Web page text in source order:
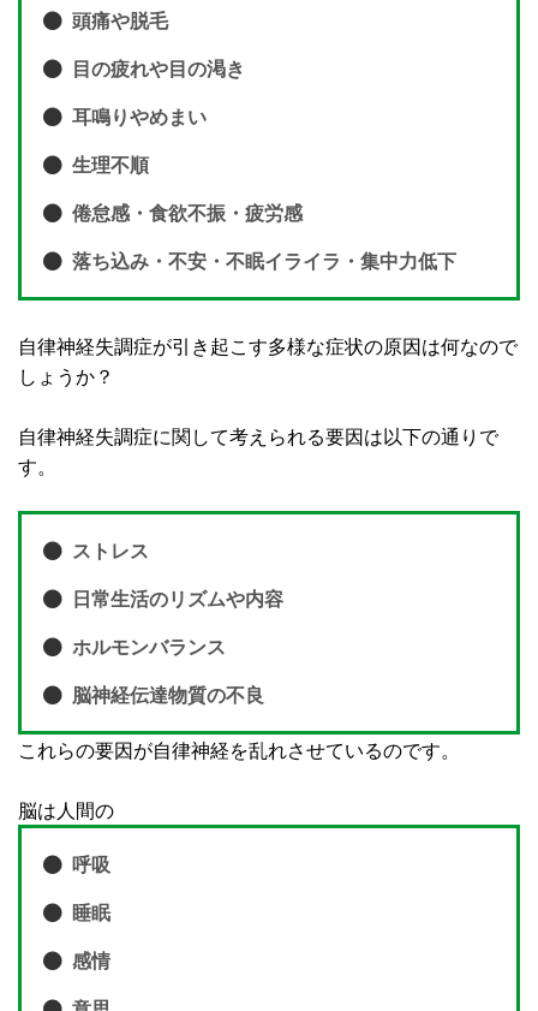
頭痛や脱毛
目の疲れや目の渇き
耳鳴りやめまい
生理不順
倦怠感・食欲不振・疲労感
落ち込み・不安・不眠イライラ・集中力低下
自律神経失調症が引き起こす多様な症状の原因は何なので
しょうか？
自律神経失調症に関して考えられる要因は以下の通りで
す。
ストレス
日常生活のリズムや内容
ホルモンバランス
脳神経伝達物質の不良
これらの要因が自律神経を乱れさせているのです。
脳は人間の
呼吸
睡眠
感情